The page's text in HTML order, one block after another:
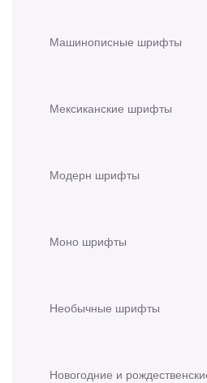
Машинописные шрифты
Мексиканские шрифты
Модерн шрифты
Моно шрифты
Необычные шрифты
Новогодние и